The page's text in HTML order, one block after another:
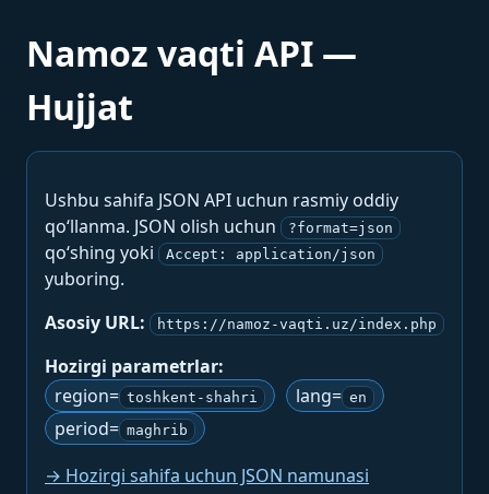
Namoz vaqti API —
Hujjat
Ushbu sahifa JSON API uchun rasmiy oddiy
qo‘llanma. JSON olish uchun
?format=json
qo‘shing yoki Accept: application/json
yuboring.
Asosiy URL:
https://namoz-vaqti.uz/index.php
Hozirgi parametrlar:
region= toshkent-shahri lang= en
period= maghrib
→ Hozirgi sahifa uchun JSON namunasi